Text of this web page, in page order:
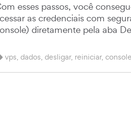
esses passos, você
as credenciais com
diretamente pela aba
vps, dados, desligar, reiniciar,